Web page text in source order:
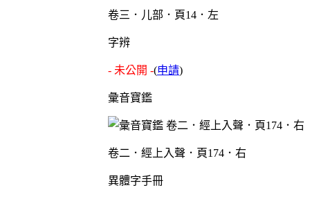
卷三．儿部．頁14．左
字辨
- 未公開 -(申請)
彙音寶鑑
卷二．經上入聲．頁174．右
異體字手冊